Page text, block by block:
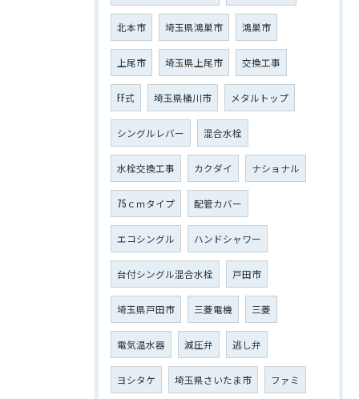
北本市 埼玉県鴻巣市 鴻巣市
上尾市 埼玉県上尾市 交換工事
FF式 埼玉県桶川市 メタルトップ
シングルレバー 混合水栓
水栓交換工事 カクダイ ナショナル
75ｃｍタイプ 配管カバー
エコシングル ハンドシャワー
台付シングル混合水栓 戸田市
埼玉県戸田市 三菱電機 三菱
電気温水器 減圧弁 逃し弁
ヨシタケ 埼玉県さいたま市 ファミ